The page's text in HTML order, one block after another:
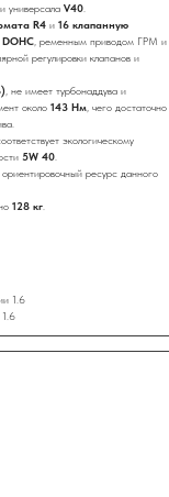
и универсала V40
R4 и 16 клапанную
DOHC , ременным приводом ГРМ и
регулировки клапанов и
, не имеет турбонаддува и
около 143 Нм , чего достаточно
экологическому
5W 40
ресурс данного
128 кг
1.6